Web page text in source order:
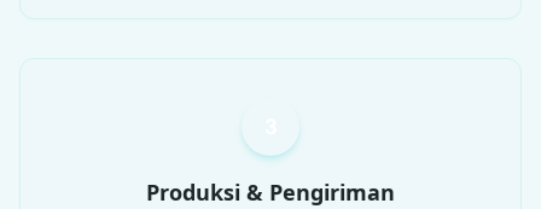
Produksi & Pengiriman